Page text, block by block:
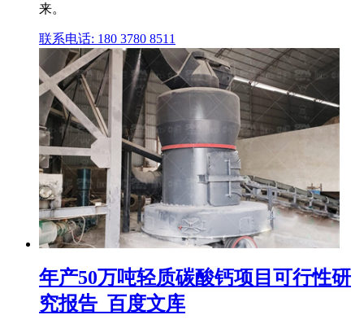
来。
联系电话: 180 3780 8511
年产50万吨轻质碳酸钙项目可行性研
究报告_百度文库